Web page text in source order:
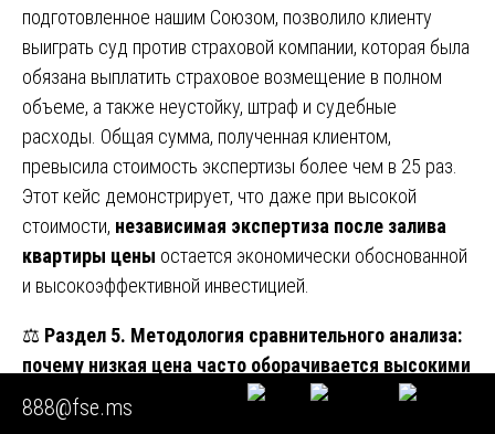
подготовленное нашим Союзом, позволило клиенту
выиграть суд против страховой компании, которая была
обязана выплатить страховое возмещение в полном
объеме, а также неустойку, штраф и судебные
расходы. Общая сумма, полученная клиентом,
превысила стоимость экспертизы более чем в 25 раз.
Этот кейс демонстрирует, что даже при высокой
стоимости, независимая экспертиза после залива
квартиры цены остается экономически обоснованной
и высокоэффективной инвестицией.
⚖️ Раздел 5. Методология сравнительного анализа:
почему низкая цена часто оборачивается высокими
потерями
888@fse.ms